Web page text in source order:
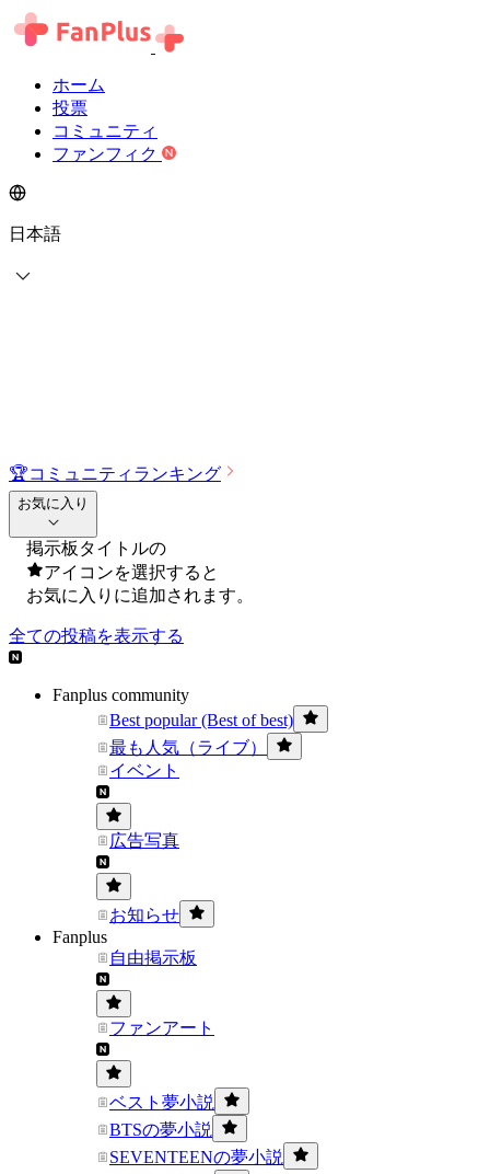
ホーム
投票
コミュニティ
ファンフィク
日本語
🏆コミュニティランキング
お気に入り
掲示板タイトルの
アイコンを選択すると
お気に入りに追加されます。
全ての投稿を表示する
Fanplus community
Best popular (Best of best)
最も人気（ライブ）
イベント
広告写真
お知らせ
Fanplus
自由掲示板
ファンアート
ベスト夢小説
BTSの夢小説
SEVENTEENの夢小説